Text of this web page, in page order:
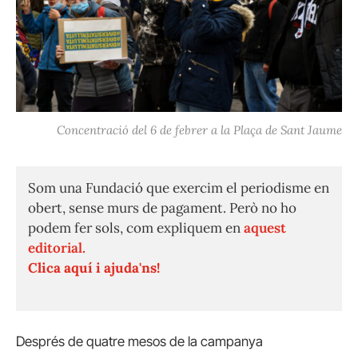
Concentració del 6 de febrer a la Plaça de Sant Jaume
Som una Fundació que exercim el periodisme en
obert, sense murs de pagament. Però no ho
podem fer sols, com expliquem enaquest
editorial.
Clica aquí i ajuda'ns!
Després de quatre mesos de la campanya